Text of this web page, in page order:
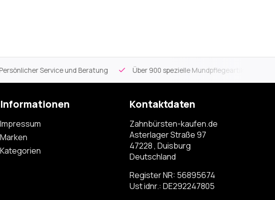
Service und Beratung Über 900 spezielle Mundpflegeartikel
Informationen
Impressum
Marken
Kategorien
Kontaktdaten
Zahnbürsten-kaufen.de
Asterlager Straße 97
47228 , Duisburg
Deutschland
Register NR: 56895674
Ust idnr.: DE292247805